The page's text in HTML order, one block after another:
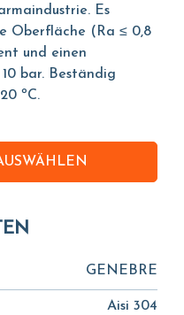
Es
Oberfläche (Ra ≤ 0,8
und einen
bar. Beständig
ºC.
GENEBRE
Aisi 304